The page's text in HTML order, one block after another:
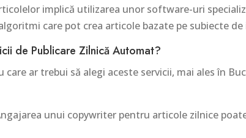
implică utilizarea unor software-uri
care pot crea articole bazate pe subiecte
de Publicare Zilnică Automat?
ar trebui să alegi aceste servicii, mai ales în
unui copywriter pentru articole zilnice